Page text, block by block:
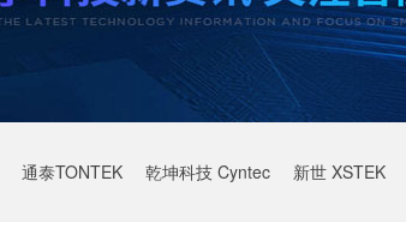
通泰TONTEK 乾坤科技 Cyntec 新世 XSTEK